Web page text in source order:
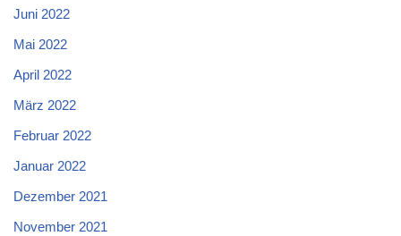
Juni 2022
Mai 2022
April 2022
März 2022
Februar 2022
Januar 2022
Dezember 2021
November 2021